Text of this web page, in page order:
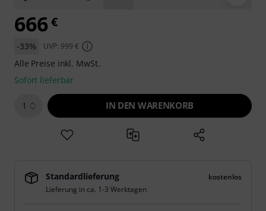
666 €
-33% UVP: 999 €
Alle Preise inkl. MwSt.
Sofort lieferbar
1 IN DEN WARENKORB
Standardlieferung
kostenlos
Lieferung in ca. 1-3 Werktagen